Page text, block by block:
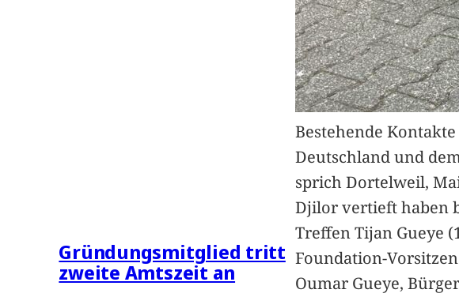
Gründungsmitglied tritt
zweite Amtszeit an
Bestehende
Deutschland und
sprich Dortelweil,
Djilor vertieft haben
Treffen Tijan Gueye
Foundation-
Oumar Gueye,